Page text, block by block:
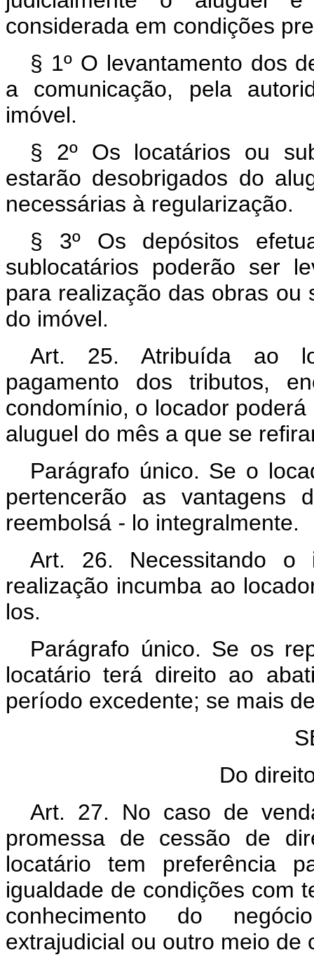
considerada em condições
§ 1º O levantamento dos
a comunicação, pela
imóvel.
§ 2º Os locatários ou
estarão desobrigados do
necessárias à regularização.
§ 3º Os depósitos
sublocatários poderão ser
para realização das obras ou
do imóvel.
Art. 25. Atribuída ao
pagamento dos tributos,
condomínio, o locador
aluguel do mês a que se
Parágrafo único. Se o
pertencerão as vantagens
reembolsá - lo integralmente.
Art. 26. Necessitando o
realização incumba ao
los.
Parágrafo único. Se os
locatário terá direito ao
período excedente; se mais
Do
Art. 27. No caso de
promessa de cessão de
locatário tem preferência
igualdade de condições com
conhecimento do
extrajudicial ou outro meio de